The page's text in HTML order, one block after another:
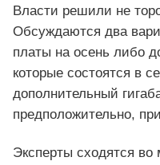
Власти решили не
Обсуждаются два
платы на осень либо
которые состоятся в
дополнительный
предположительно,
Эксперты сходятся во